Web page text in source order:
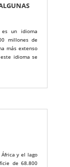
es un idioma
millones de
más extenso
idioma se
y el lago
de 68.800